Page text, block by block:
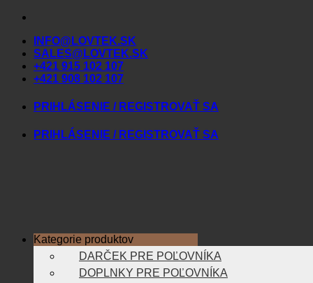
Skip
contentINFO@LOVTEK.SK
SALES@LOVTEK.SK
+421 915 102 107
+421 908 102 107
PRIHLÁSENIE / REGISTROVAŤ SA
PRIHLÁSENIE / REGISTROVAŤ SA
Kategorie produktov
DARČEK PRE POĽOVNÍKA
DOPLNKY PRE POĽOVNÍKA